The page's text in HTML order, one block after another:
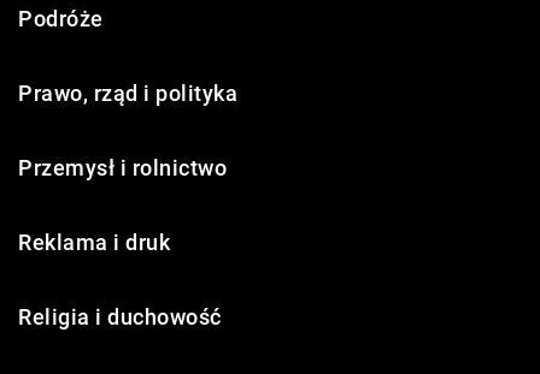
Podróże
Prawo, rząd i polityka
Przemysł i rolnictwo
Reklama i druk
Religia i duchowość